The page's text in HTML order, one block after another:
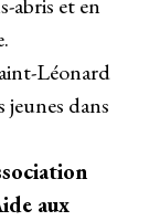
Léonard
dans
aux